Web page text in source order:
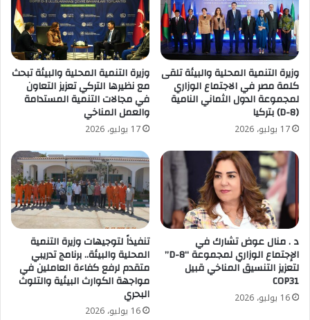
وزيرة التنمية المحلية والبيئة تلقى
كلمة مصر في الاجتماع الوزاري
لمجموعة الدول الثماني النامية
(D-8) بتركيا
17 يوليو، 2026
وزيرة التنمية المحلية والبيئة تبحث
مع نظيرها التركي تعزيز التعاون
في مجالات التنمية المستدامة
والعمل المناخي
17 يوليو، 2026
د . منال عوض تشارك في
الإجتماع الوزاري لمجموعة “D-8”
لتعزيز التنسيق المناخي قبيل
COP31
16 يوليو، 2026
تنفيذاً لتوجيهات وزيرة التنمية
المحلية والبيئة.. برنامج تدريبي
متقدم لرفع كفاءة العاملين في
مواجهة الكوارث البيئية والتلوث
البحري
16 يوليو، 2026